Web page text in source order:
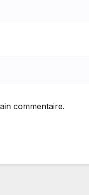
commentaire.